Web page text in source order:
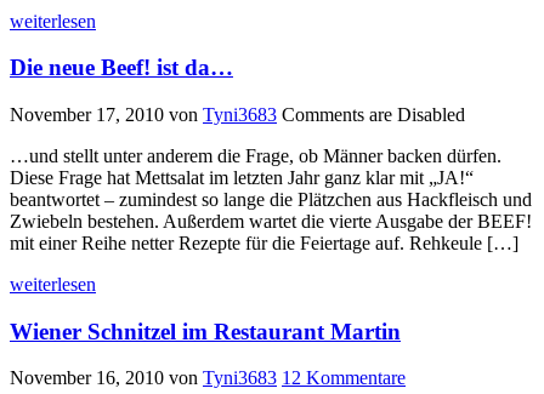
weiterlesen
Die neue Beef! ist da…
November 17, 2010 von Tyni3683 Comments are Disabled
…und stellt unter anderem die Frage, ob Männer backen dürfen.
Diese Frage hat Mettsalat im letzten Jahr ganz klar mit „JA!“
beantwortet – zumindest so lange die Plätzchen aus Hackfleisch und
Zwiebeln bestehen. Außerdem wartet die vierte Ausgabe der BEEF!
mit einer Reihe netter Rezepte für die Feiertage auf. Rehkeule […]
weiterlesen
Wiener Schnitzel im Restaurant Martin
November 16, 2010 von Tyni3683 12 Kommentare